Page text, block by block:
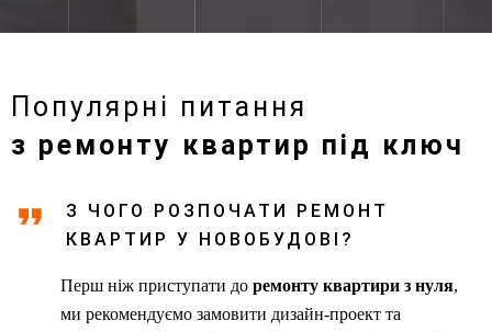
Популярні питання
з ремонту квартир під ключ
З ЧОГО РОЗПОЧАТИ РЕМОНТ
КВАРТИР У НОВОБУДОВІ?
Перш ніж приступати до ремонту квартири з нуля,
ми рекомендуємо замовити дизайн-проект та